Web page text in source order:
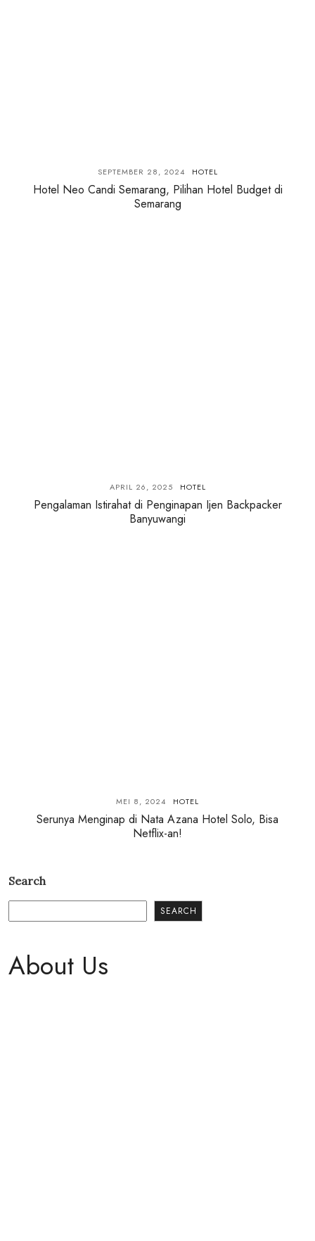
SEPTEMBER 28, 2024 HOTEL
Hotel Neo Candi Semarang, Pilihan Hotel Budget di
Semarang
APRIL 26, 2025 HOTEL
Pengalaman Istirahat di Penginapan Ijen Backpacker
Banyuwangi
MEI 8, 2024 HOTEL
Serunya Menginap di Nata Azana Hotel Solo, Bisa
Netflix-an!
Search
SEARCH
About Us